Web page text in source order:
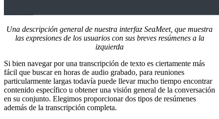
Una descripción general de nuestra interfaz SeaMeet, que muestra
las expresiones de los usuarios con sus breves resúmenes a la
izquierda
Si bien navegar por una transcripción de texto es ciertamente más
fácil que buscar en horas de audio grabado, para reuniones
particularmente largas todavía puede llevar mucho tiempo encontrar
contenido específico u obtener una visión general de la conversación
en su conjunto. Elegimos proporcionar dos tipos de resúmenes
además de la transcripción completa.